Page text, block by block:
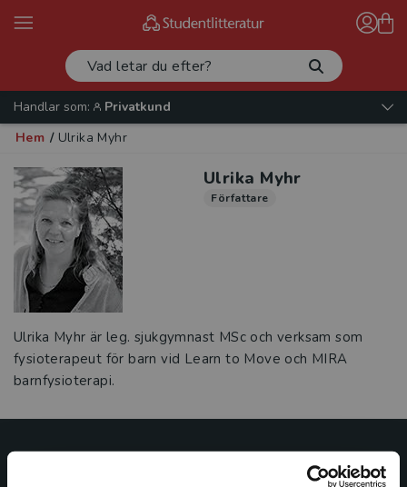
Handlar som:
Privatkund
Hem / Ulrika Myhr
Ulrika Myhr
Författare
Ulrika Myhr är leg. sjukgymnast MSc och verksam som
fysioterapeut för barn vid Learn to Move och MIRA
barnfysioterapi.